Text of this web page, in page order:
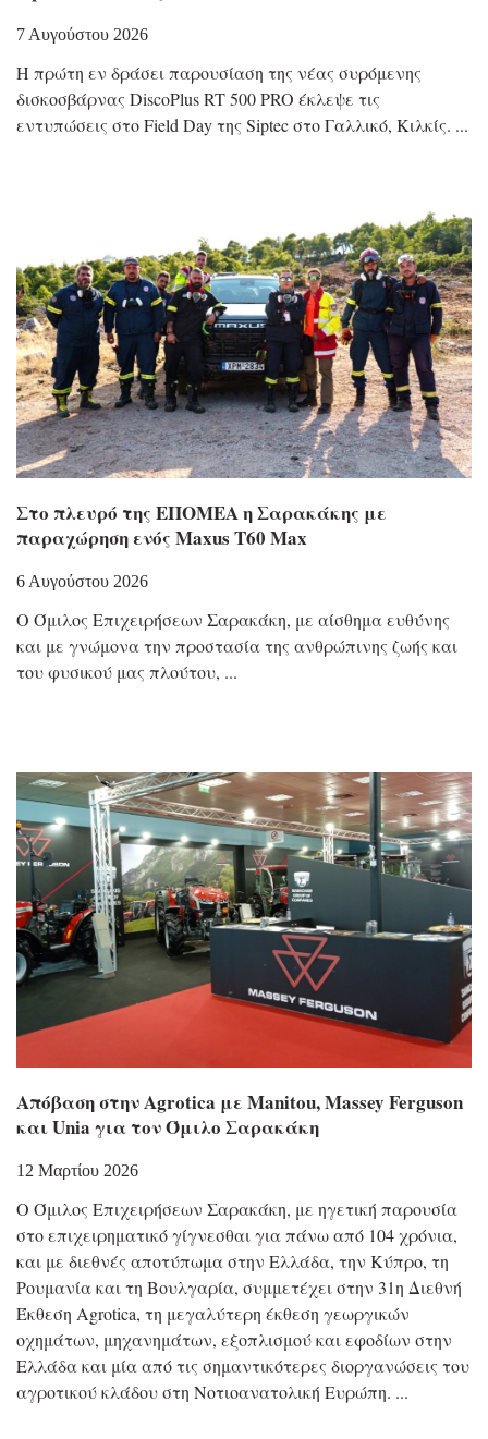
7 Αυγούστου 2026
Η πρώτη εν δράσει παρουσίαση της νέας συρόμενης
δισκοσβάρνας DiscoPlus RT 500 PRO έκλεψε τις
εντυπώσεις στο Field Day της Siptec στο Γαλλικό, Κιλκίς.
Στο πλευρό της ΕΠΟΜΕΑ η Σαρακάκης με
παραχώρηση ενός Maxus T60 Max
6 Αυγούστου 2026
Ο Όμιλος Επιχειρήσεων Σαρακάκη, με αίσθημα ευθύνης
και με γνώμονα την προστασία της ανθρώπινης ζωής και
του φυσικού μας πλούτου,
Απόβαση στην Agrotica με Manitou, Massey Ferguson
και Unia για τον Όμιλο Σαρακάκη
12 Μαρτίου 2026
Ο Όμιλος Επιχειρήσεων Σαρακάκη, με ηγετική παρουσία
στο επιχειρηματικό γίγνεσθαι για πάνω από 104 χρόνια,
και με διεθνές αποτύπωμα στην Ελλάδα, την Κύπρο, τη
Ρουμανία και τη Βουλγαρία, συμμετέχει στην 31η Διεθνή
Έκθεση Agrotica, τη μεγαλύτερη έκθεση γεωργικών
οχημάτων, μηχανημάτων, εξοπλισμού και εφοδίων στην
Ελλάδα και μία από τις σημαντικότερες διοργανώσεις του
αγροτικού κλάδου στη Νοτιοανατολική Ευρώπη.